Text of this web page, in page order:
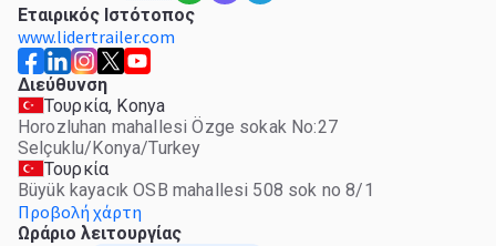
Εταιρικός Ιστότοπος
www.lidertrailer.com
Διεύθυνση
Τουρκία, Konya
Horozluhan mahallesi Özge sokak No:27
Selçuklu/Konya/Turkey
Τουρκία
Büyük kayacık OSB mahallesi 508 sok no 8/1
Προβολή χάρτη
Ωράριο λειτουργίας